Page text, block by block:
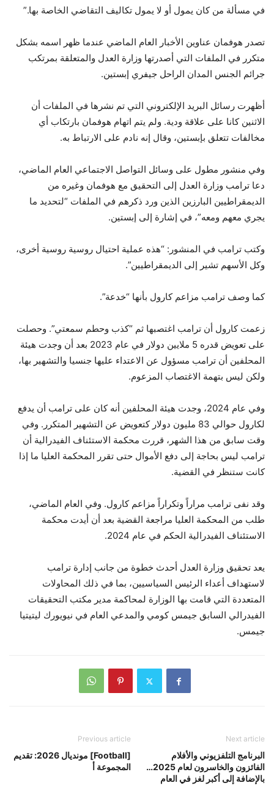
في مسألة من كان يمول أو لا يمول تكاليف التقاضي الخاصة بها.”
تصدر هوفمان عناوين الأخبار العام الماضي عندما ظهر اسمه بشكل
متكرر في الملفات التي أصدرتها وزارة العدل والمتعلقة بمرتكب
جرائم الجنس المدان الراحل جيفري إبستين.
أظهرت رسائل البريد الإلكتروني التي تم نشرها في الملفات أن
الاثنين كانا على علاقة ودية. ولم يتم اتهام هوفمان بارتكاب أي
مخالفات تتعلق بإبستين، وقال إنه نادم على الارتباط به.
وفي منشور مطول على وسائل التواصل الاجتماعي العام الماضي،
دعا ترامب وزارة العدل إلى التحقيق مع هوفمان وغيره من
الديمقراطيين البارزين الذين ورد ذكرهم في الملفات “لتحديد ما
يجري معهم ومعه”، في إشارة إلى إبستين.
وكتب ترامب في المنشور: “هذه عملية احتيال روسية روسية أخرى،
وكل الأسهم تشير إلى الديمقراطيين”.
كما وصف ترامب مزاعم كارول بأنها “خدعة”.
زعمت كارول أن ترامب اغتصبها ثم “كذب وحطم سمعتي”. وحصلت
على تعويض قدره 5 ملايين دولار في عام 2023 بعد أن وجدت هيئة
المحلفين أن ترامب مسؤول عن الاعتداء عليها جنسيا والتشهير بها،
ولكن ليس بتهمة الاغتصاب المزعوم.
وفي عام 2024، وجدت هيئة المحلفين أنه كان على ترامب أن يدفع
لكارول حوالي 83 مليون دولار كتعويض عن التشهير المتكرر. وفي
وقت سابق من هذا الشهر، قررت محكمة الاستئناف الفيدرالية أن
ترامب ليس بحاجة إلى دفع الأموال حتى تقرر المحكمة العليا ما إذا
كانت ستنظر في القضية.
وقد نفى ترامب مراراً وتكراراً مزاعم كارول. وفي العام الماضي،
طلب من المحكمة العليا مراجعة القضية بعد أن أيدت محكمة
الاستئناف الفيدرالية الحكم في عام 2024.
يعد تحقيق وزارة العدل أحدث خطوة من جانب إدارة ترامب
لاستهداف أعداء الرئيس السياسيين، بما في ذلك المحاولات
المتعددة التي قامت بها الوزارة لمحاكمة مدير مكتب التحقيقات
الفيدرالي السابق جيمس كومي والمدعي العام في نيويورك ليتيتيا
جيمس.
Previous article
[Football] مونديال 2026: تقديم
المجموعة أ
Next article
البرنامج التلفزيوني والأفلام
الفائزون والخاسرون لعام 2025…
بالإضافة إلى أكبر لغز في العام